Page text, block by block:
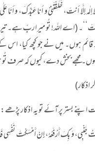
إلَّا أنتَ، خَلَقْتَنِیْ و أنا عَبْدُکَ،
أنْتَ‘‘۔ (اے اللہ! تُو میرا ربّ ہے۔
ہوں۔ میں نے جو کچھ کیا، اس
مجھے بخش دے، کیوں کہ صرف تُو ہی گناہ
بستر پر آئے تو یہ اذکار پڑھے: